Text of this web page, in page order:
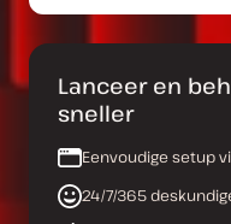
Lanceer en
sneller
Eenvoudige setup
24/7/365